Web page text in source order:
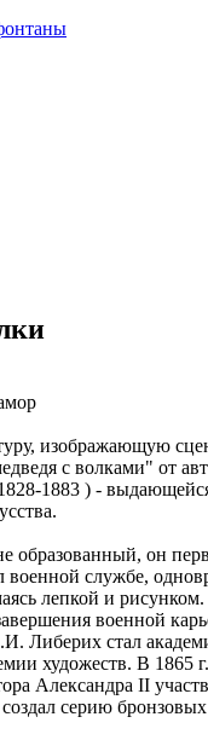
изображающую
с волками" от
1883 ) -
образованный, он
военной службе,
лепкой и
военной
Либерих стал
художеств. В 1865
Александра II
серию бронзовых